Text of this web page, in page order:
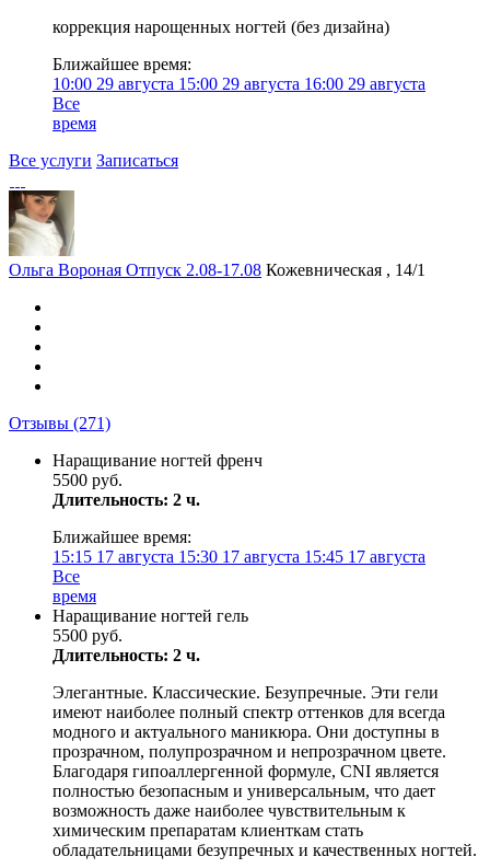
коррекция нарощенных ногтей (без дизайна)
Ближайшее время:
10:00 29 августа 15:00 29 августа 16:00 29 августа
Все
время
Все услуги Записаться
Ольга Вороная Отпуск 2.08-17.08 Кожевническая , 14/1
Отзывы (271)
Наращивание ногтей френч
5500 руб.
Длительность: 2 ч.
Ближайшее время:
15:15 17 августа 15:30 17 августа 15:45 17 августа
Все
время
Наращивание ногтей гель
5500 руб.
Длительность: 2 ч.
Элегантные. Классические. Безупречные. Эти гели
имеют наиболее полный спектр оттенков для всегда
модного и актуального маникюра. Они доступны в
прозрачном, полупрозрачном и непрозрачном цвете.
Благодаря гипоаллергенной формуле, CNI является
полностью безопасным и универсальным, что дает
возможность даже наиболее чувствительным к
химическим препаратам клиенткам стать
обладательницами безупречных и качественных ногтей.